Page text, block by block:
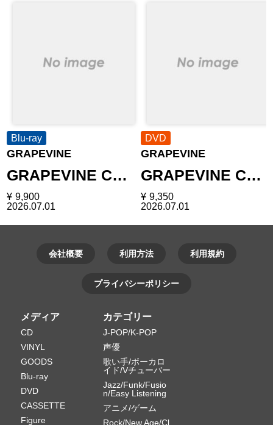
Blu-ray
GRAPEVINE
GRAPEVINE C…
¥ 9,900
2026.07.01
DVD
GRAPEVINE
GRAPEVINE C…
¥ 9,350
2026.07.01
会社概要 利用方法 利用規約
プライバシーポリシー
メディア
CD
VINYL
GOODS
Blu-ray
DVD
CASSETTE
Figure
カテゴリー
J-POP/K-POP
声優
歌い手/ボーカロ
イド/Vチューバー
Jazz/Funk/Fusio
n/Easy Listening
アニメ/ゲーム
Rock/New Age/Cl